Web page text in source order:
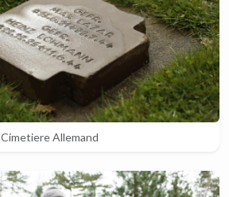
Cimetiere Allemand